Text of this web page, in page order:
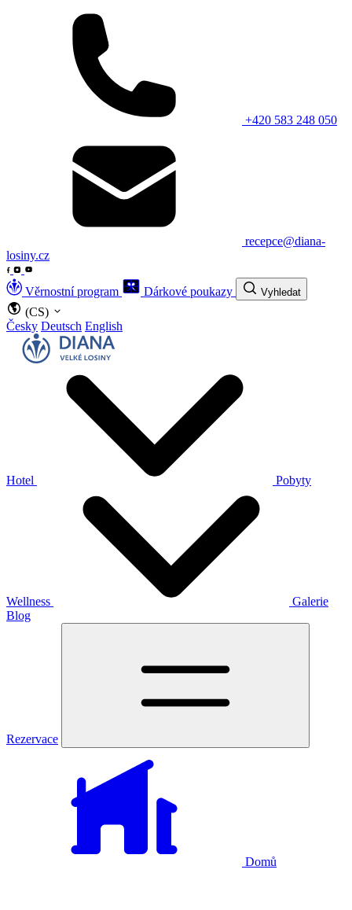
+420 583 248 050
recepce@diana-
losiny.cz
Věrnostní program Dárkové poukazy Vyhledat
(CS)
Česky Deutsch English
Hotel Pobyty
Wellness
Galerie
Blog
Rezervace
Domů